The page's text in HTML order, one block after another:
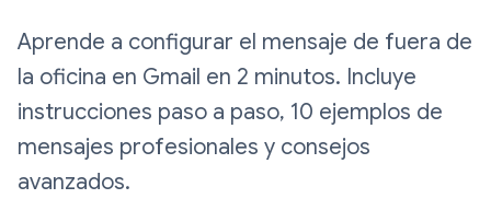
Aprende a configurar el mensaje de fuera de
la oficina en Gmail en 2 minutos. Incluye
instrucciones paso a paso, 10 ejemplos de
mensajes profesionales y consejos
avanzados.